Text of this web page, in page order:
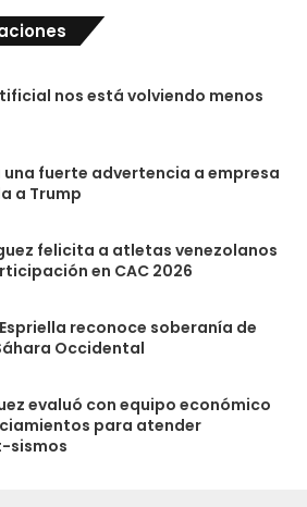
nos está volviendo menos
fuerte advertencia a empresa
a Trump
felicita a atletas venezolanos
en CAC 2026
reconoce soberanía de
Occidental
evaluó con equipo económico
para atender
sismos